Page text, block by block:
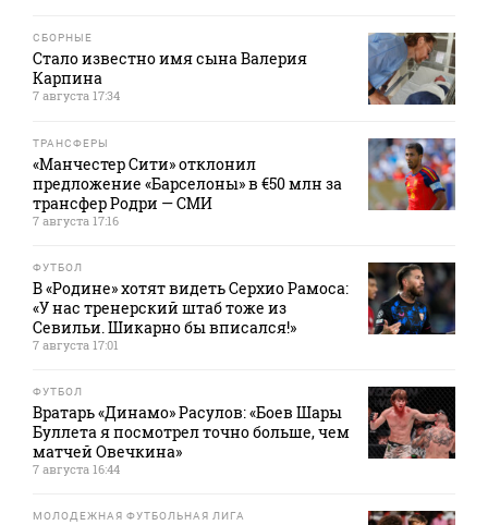
СБОРНЫЕ
Стало известно имя сына Валерия
Карпина
7 августа 17:34
ТРАНСФЕРЫ
«Манчестер Сити» отклонил
предложение «Барселоны» в €50 млн за
трансфер Родри — СМИ
7 августа 17:16
ФУТБОЛ
В «Родине» хотят видеть Серхио Рамоса:
«У нас тренерский штаб тоже из
Севильи. Шикарно бы вписался!»
7 августа 17:01
ФУТБОЛ
Вратарь «Динамо» Расулов: «Боев Шары
Буллета я посмотрел точно больше, чем
матчей Овечкина»
7 августа 16:44
МОЛОДЕЖНАЯ ФУТБОЛЬНАЯ ЛИГА